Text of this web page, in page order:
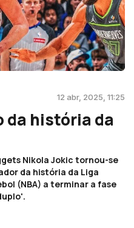
12 abr, 2025, 11:25
da história da
Nikola Jokic tornou-se
da história da Liga
(NBA) a terminar a fase